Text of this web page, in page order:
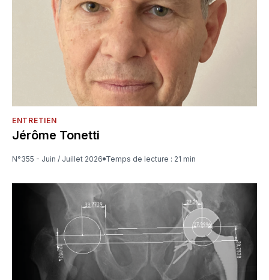
ENTRETIEN
Jérôme Tonetti
N°355 - Juin / Juillet 2026 Temps de lecture : 21 min